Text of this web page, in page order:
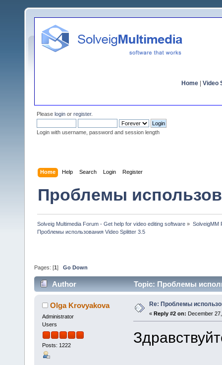
Home Video
Please login or register.
Login with username, password and session length
Home Help Search Login Register
Проблемы
Solveig Multimedia Forum - Get help for video editing software » SolveigMM
Проблемы использования Video Splitter 3.5
Pages: [1 ] Go Down
Author Topic: Проблемы
Olga Krovyakova
Administrator
Users
Posts: 1222
Re: Проблемы
« Reply #2 on: December